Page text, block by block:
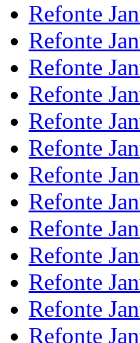
Refonte
Refonte
Refonte
Refonte
Refonte
Refonte
Refonte
Refonte
Refonte
Refonte
Refonte
Refonte
Refonte